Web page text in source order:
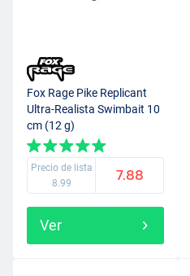
Fox Rage Pike Replicant
Ultra-Realista Swimbait 10
cm (12 g)
Precio de lista
8.99
7.88
Ver